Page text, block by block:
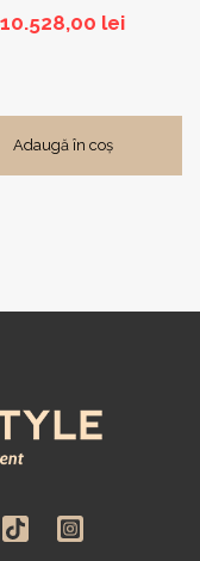
iQ 72 m²
10.528,00 lei
Adaugă în coș